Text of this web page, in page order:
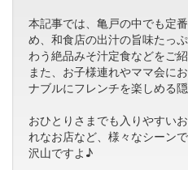
本記事では、亀戸の中でも定
め、和食店の出汁の旨味たっ
わう絶品みそ汁定食などをご紹
また、お子様連れやママ会に
ナブルにフレンチを楽しめる
おひとりさまでも入りやすい
れなお店など、様々なシーン
沢山ですよ♪